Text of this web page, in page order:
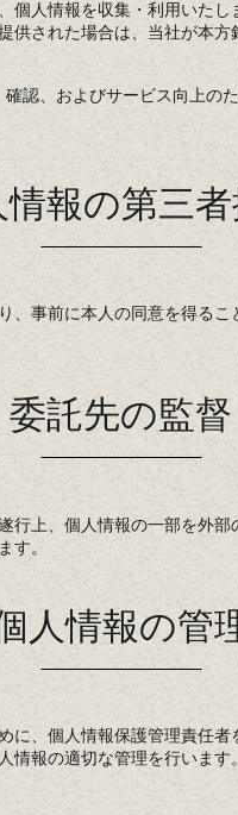
個人情報を収集・利用いた
供された場合は、当社が本
認、およびサービス向上の
情報の第三
、事前に本人の同意を得る
委託先の監督
行上、個人情報の一部を外
す。
人情報の管
に、個人情報保護管理責任
情報の適切な管理を行います。